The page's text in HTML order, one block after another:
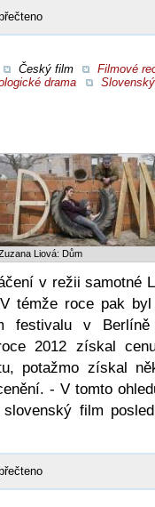
Český film
Filmové
drama
Liová: Dům
v režii samotné
témže roce pak
festivalu v
2012 získal
potažmo získal
- V tomto
film